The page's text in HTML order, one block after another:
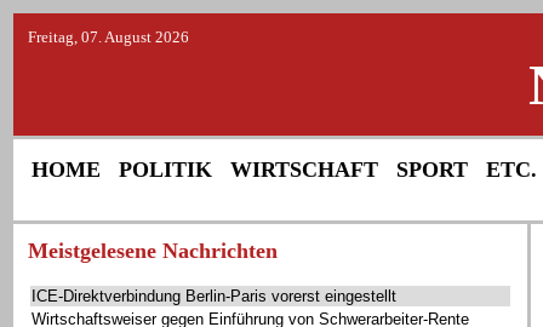
Freitag, 07. August 2026
HOME POLITIK WIRTSCHAFT SPORT ETC.
Meistgelesene Nachrichten
ICE-Direktverbindung Berlin-Paris vorerst eingestellt
Wirtschaftsweiser gegen Einführung von Schwerarbeiter-Rente